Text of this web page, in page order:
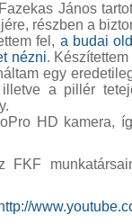
János
részben a
fel, a budai
nézni.
egy
a pillér
HD kamera,
FKF
http://